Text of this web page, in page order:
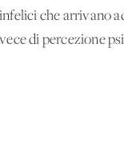
che arrivano
di percezione